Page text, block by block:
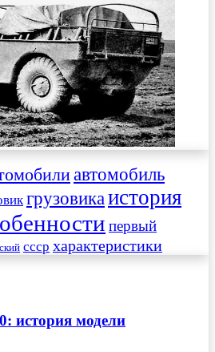
автомобиль
грузовикаистория
первый
ссср характеристики
история модели